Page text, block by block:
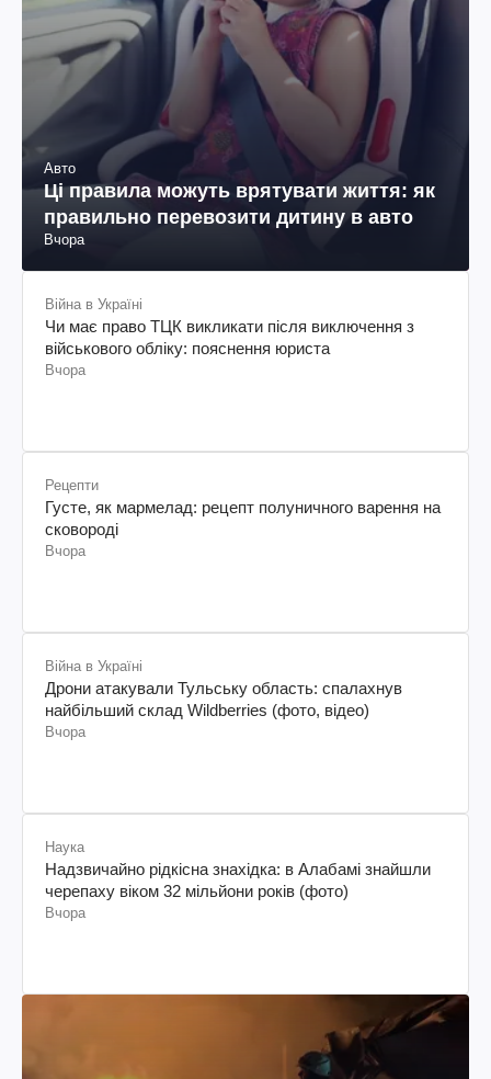
Авто
Ці правила можуть врятувати життя: як
правильно перевозити дитину в авто
Вчора
Війна в Україні
Чи має право ТЦК викликати після виключення з
військового обліку: пояснення юриста
Вчора
Рецепти
Густе, як мармелад: рецепт полуничного варення на
сковороді
Вчора
Війна в Україні
Дрони атакували Тульську область: спалахнув
найбільший склад Wildberries (фото, відео)
Вчора
Наука
Надзвичайно рідкісна знахідка: в Алабамі знайшли
черепаху віком 32 мільйони років (фото)
Вчора